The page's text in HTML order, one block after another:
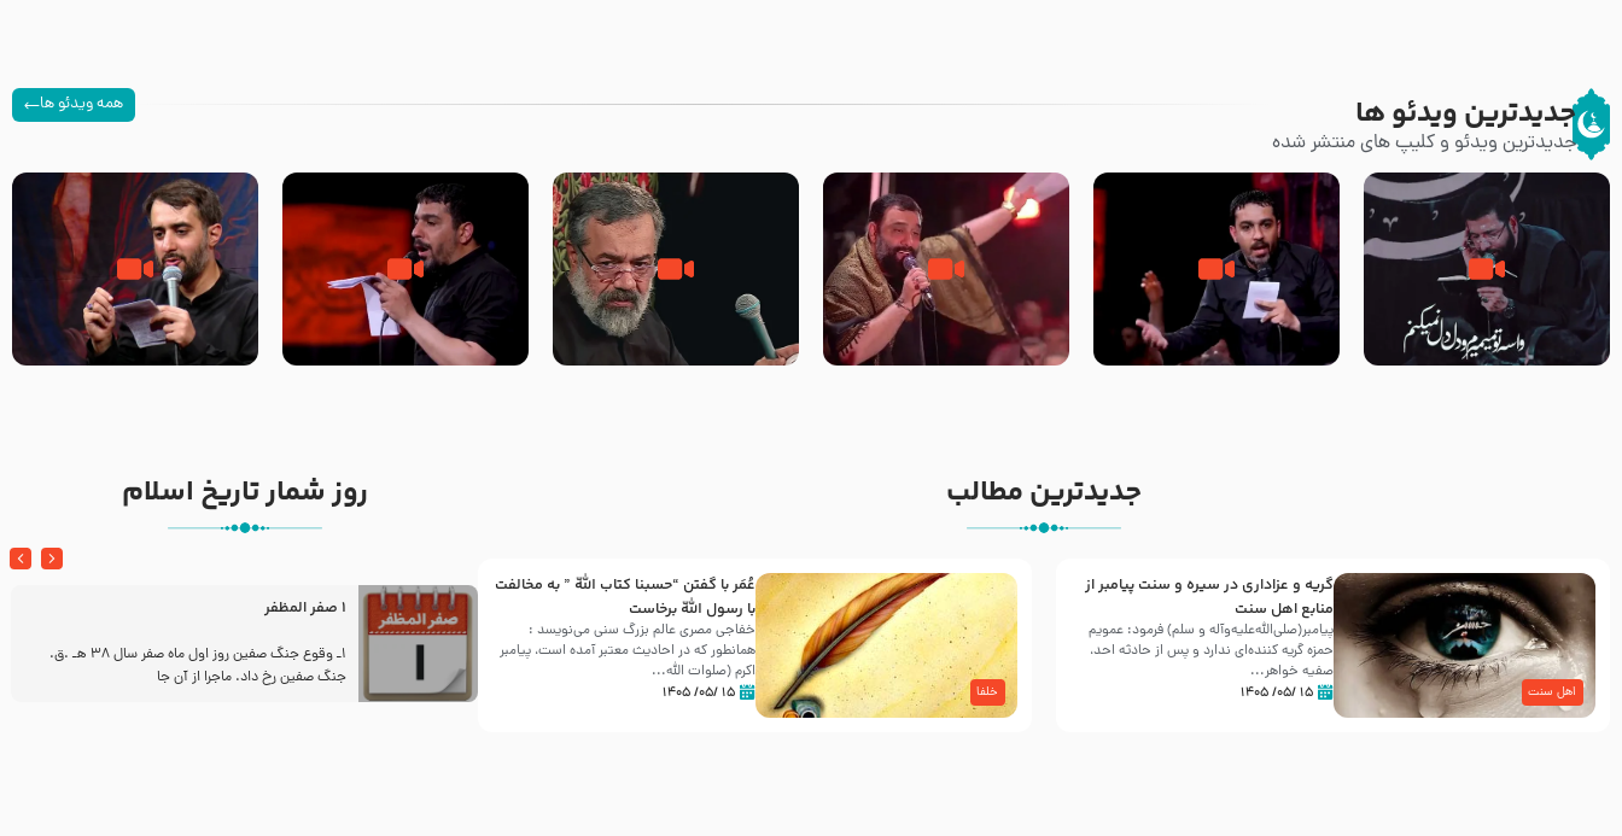
جدیدترین ویدئو ها
جدیدترین ویدئو و کلیپ های منتشر شده
همه ویدئو ها
مصداق کربلا – حاج حسین سیب
شور ، حسینا! به‌ حق زهرا «أُنْظُرْ
إِلَینا» – عزاداری شب هفتم ماه
جانا جانا ابی عبدالله – کربلایی
جواد مقدم – شب هشتم محرم
مادر منم مثل تو خمیدم – حاج
محمود کریمی – شهادت حضرت
تک ، عبّاس، صاحب دل‌هاست –
حاج حنیف طاهری – عزاداری شب
من غلام نوکراتم من عاشق
کربلاتم – شور زمینه – شب هفتم
جدیدترین مطالب
اهل سنت
گریه و عزاداری در سیره و سنت پیامبر از
منابع اهل سنت
پیامبر(صلی‌الله‌علیه‌وآله و سلم) فرمود: عمویم
حمزه گریه کننده‌ای ندارد و پس از حادثه احد،
صفیه خواهر...
۱۵ /۰۵/ ۱۴۰۵ خلفا
عُمَر با گفتن “حسبنا كتاب اللّه ” به مخالفت
با رسول اللّه برخاست
خفاجی مصری عالم بزرگ سنی می‌نویسد :
همانطور که در احادیث معتبر آمده است، پیامبر
اکرم (صلوات اللّه...
۱۵ /۰۵/ ۱۴۰۵
روز شمار تاریخ اسلام
30 صفر المظفر
شهادت حضرت علی بن موسی الرضا (علیه السلام) در روز
آخـر صفر سـال 203 هـ .ق. هشـتمین اختر تابناک امامت
1 صفر المظفر
1ـ وقوع جنگ صفین روز اول ماه صفر سال 38 هـ .ق.
جنگ صفین رخ داد. ماجرا از آن جا